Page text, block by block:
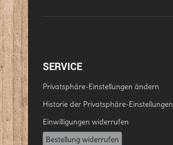
SERVICE
Privatsphäre-Einstellungen ändern
Historie der Privatsphäre-Einstellungen
Einwilligungen widerrufen
Bestellung widerrufen